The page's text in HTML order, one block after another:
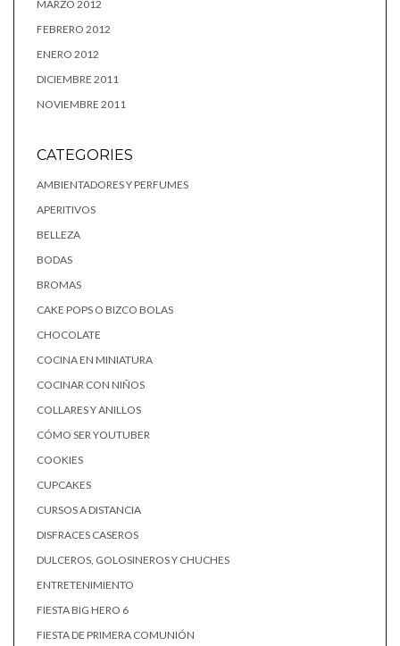
MARZO 2012
FEBRERO 2012
ENERO 2012
DICIEMBRE 2011
NOVIEMBRE 2011
CATEGORIES
AMBIENTADORES Y PERFUMES
APERITIVOS
BELLEZA
BODAS
BROMAS
CAKE POPS O BIZCO BOLAS
CHOCOLATE
COCINA EN MINIATURA
COCINAR CON NIÑOS
COLLARES Y ANILLOS
CÓMO SER YOUTUBER
COOKIES
CUPCAKES
CURSOS A DISTANCIA
DISFRACES CASEROS
DULCEROS, GOLOSINEROS Y CHUCHES
ENTRETENIMIENTO
FIESTA BIG HERO 6
FIESTA DE PRIMERA COMUNIÓN